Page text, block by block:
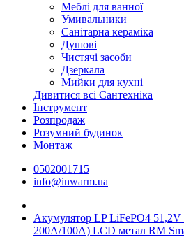
Меблі для ванної
Умивальники
Санітарна кераміка
Душові
Чистячі засоби
Дзеркала
Мийки для кухні
Дивитися всі Сантехніка
Інструмент
Розпродаж
Розумний будинок
Монтаж
0502001715
info@inwarm.ua
Акумулятор LP LiFePO4
200A/100А) LCD метал RM